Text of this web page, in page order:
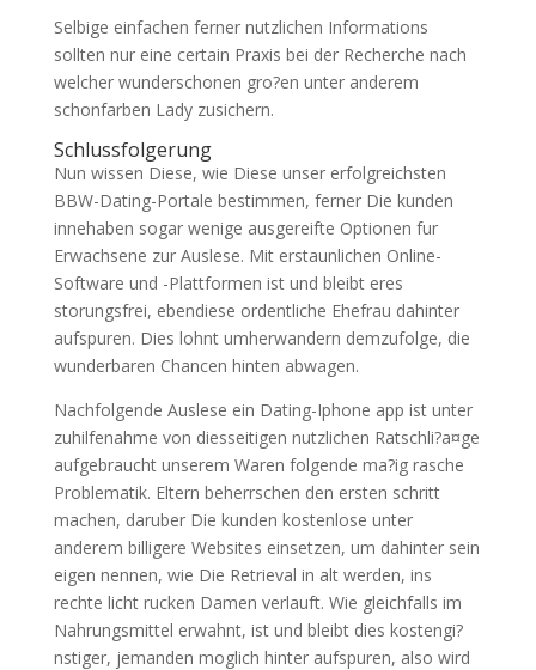
Selbige einfachen ferner nutzlichen Informations
sollten nur eine certain Praxis bei der Recherche nach
welcher wunderschonen gro?en unter anderem
schonfarben Lady zusichern.
Schlussfolgerung
Nun wissen Diese, wie Diese unser erfolgreichsten
BBW-Dating-Portale bestimmen, ferner Die kunden
innehaben sogar wenige ausgereifte Optionen fur
Erwachsene zur Auslese. Mit erstaunlichen Online-
Software und -Plattformen ist und bleibt eres
storungsfrei, ebendiese ordentliche Ehefrau dahinter
aufspuren. Dies lohnt umherwandern demzufolge, die
wunderbaren Chancen hinten abwagen.
Nachfolgende Auslese ein Dating-Iphone app ist unter
zuhilfenahme von diesseitigen nutzlichen Ratschli?a¤ge
aufgebraucht unserem Waren folgende ma?ig rasche
Problematik. Eltern beherrschen den ersten schritt
machen, daruber Die kunden kostenlose unter
anderem billigere Websites einsetzen, um dahinter sein
eigen nennen, wie Die Retrieval in alt werden, ins
rechte licht rucken Damen verlauft. Wie gleichfalls im
Nahrungsmittel erwahnt, ist und bleibt dies kostengi?
nstiger, jemanden moglich hinter aufspuren, also wird